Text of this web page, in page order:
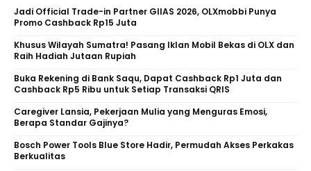
Jadi Official Trade-in Partner GIIAS 2026, OLXmobbi Punya
Promo Cashback Rp15 Juta
Khusus Wilayah Sumatra! Pasang Iklan Mobil Bekas di OLX dan
Raih Hadiah Jutaan Rupiah
Buka Rekening di Bank Saqu, Dapat Cashback Rp1 Juta dan
Cashback Rp5 Ribu untuk Setiap Transaksi QRIS
Caregiver Lansia, Pekerjaan Mulia yang Menguras Emosi,
Berapa Standar Gajinya?
Bosch Power Tools Blue Store Hadir, Permudah Akses Perkakas
Berkualitas